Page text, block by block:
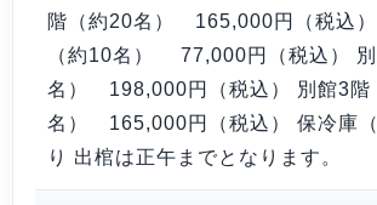
階（約20名） 165,000円（税込
（約10名） 77,000円（税込）
名） 198,000円（税込） 別館3階
名） 165,000円（税込） 保冷庫
り 出棺は正午までとなります。